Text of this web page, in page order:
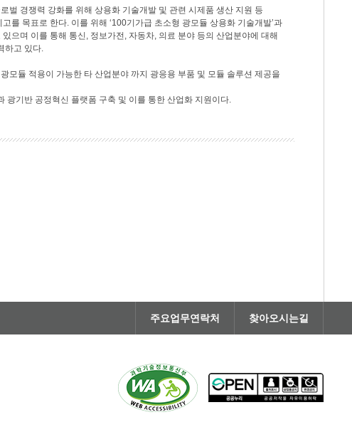
벌 경쟁력 강화를 위해 상용화 기술개발 및 관련 시제품 생산 지원 등
를 목표로 한다. 이를 위해 ‘100기가급 초소형 광모듈 상용화 기술개발’과
으며 이를 통해 통신, 정보가전, 자동차, 의료 분야 등의 산업분야에 대해
하고 있다.
모듈 적용이 가능한 타 산업분야 까지 광응용 부품 및 모듈 솔루션 제공을
광기반 공정혁신 플랫폼 구축 및 이를 통한 산업화 지원이다.
주요업무연락처 찾아오시는길